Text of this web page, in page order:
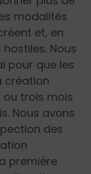
modalités
et, en
Nous
pour que les
création
ou trois mois
Nous avons
des
première